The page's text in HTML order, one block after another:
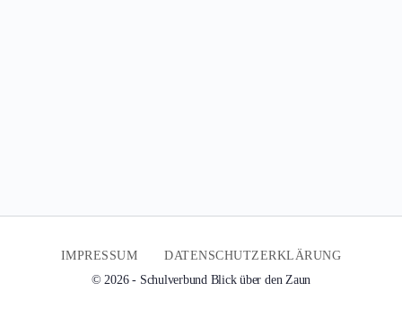
IMPRESSUM
DATENSCHUTZERKLÄRUNG
© 2026 - Schulverbund Blick über den Zaun